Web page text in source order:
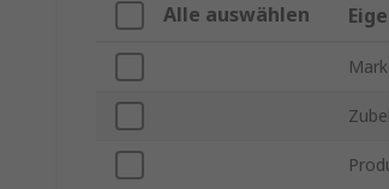
Alle auswählen